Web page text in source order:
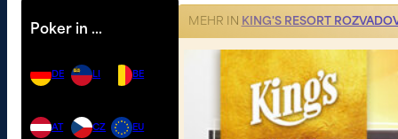
Poker in …
DE
AT
LI
CZ
BE
EU
MEHR IN KING'S RESORT